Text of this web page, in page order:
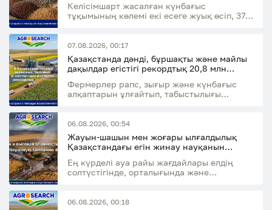
Келісімшарт жасалған күнбағыс
тұқымының көлемі екі есеге жуық өсіп, 37,8
07.08.2026, 00:17
Қазақстанда дәнді, бұршақты және майлы
дақылдар егістігі рекордтық 20,8 млн
Фермерлер рапс, зығыр және күнбағыс
алқаптарын ұлғайтып, табыстылығы
06.08.2026, 00:54
Жауын-шашын мен жоғары ылғалдылық
Қазақстандағы егін жинау науқанын
Ең күрделі ауа райы жағдайлары елдің
солтүстігінде, орталығында және
06.08.2026, 00:18